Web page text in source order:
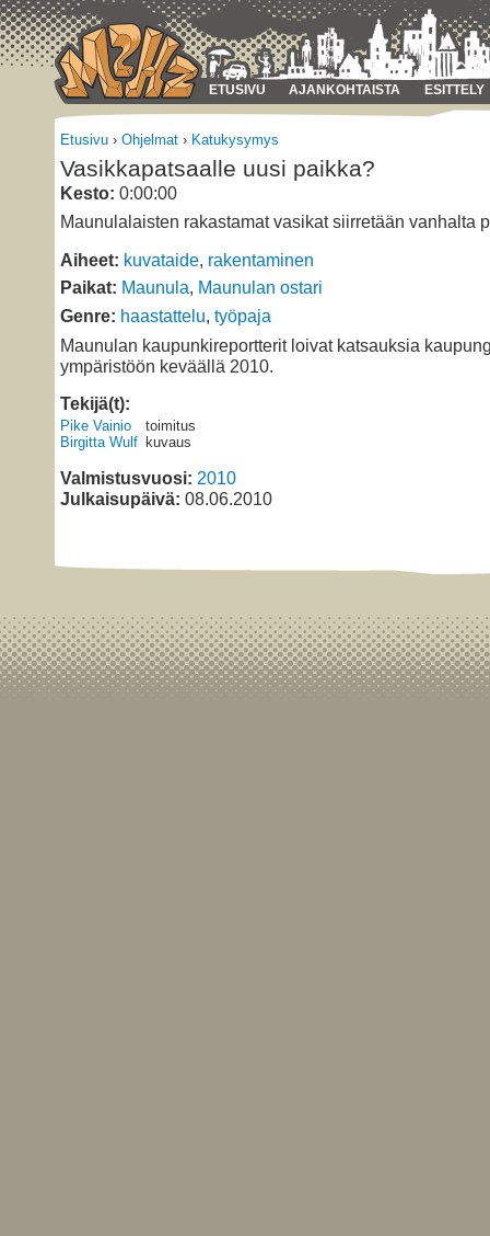
ETUSIVU AJANKOHTAISTA ESITTELY
Etusivu › Ohjelmat › Katukysymys
Vasikkapatsaalle uusi paikka?
Kesto: 0:00:00
Maunulalaisten rakastamat vasikat siirretään vanhalta
Aiheet: kuvataide, rakentaminen
Paikat: Maunula, Maunulan ostari
Genre: haastattelu, työpaja
Maunulan kaupunkireportterit loivat katsauksia
ympäristöön keväällä 2010.
Tekijä(t):
Pike Vainio
Birgitta Wulf
toimitus
kuvaus
Valmistusvuosi: 2010
Julkaisupäivä: 08.06.2010